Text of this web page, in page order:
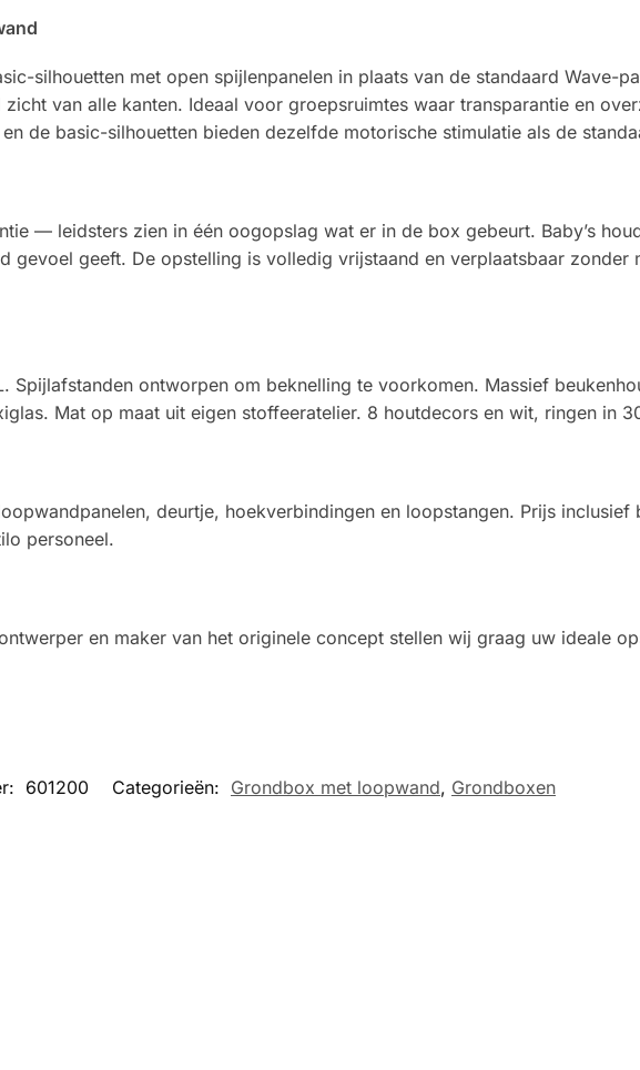
silhouetten met open spijlenpanelen in plaats van de standaard Wave-
van alle kanten. Ideaal voor groepsruimtes waar transparantie en
de basic-silhouetten bieden dezelfde motorische stimulatie als de
— leidsters zien in één oogopslag wat er in de box gebeurt. Baby’s
gevoel geeft. De opstelling is volledig vrijstaand en verplaatsbaar zonder
Spijlafstanden ontworpen om beknelling te voorkomen. Massief
Mat op maat uit eigen stoffeeratelier. 8 houtdecors en wit, ringen in
deurtje, hoekverbindingen en loopstangen. Prijs inclusief
personeel.
en maker van het originele concept stellen wij graag uw ideale
601200 Categorieën: Grondbox met loopwand, Grondboxen